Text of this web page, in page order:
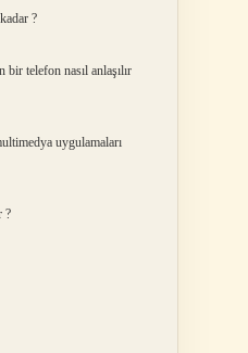
?
bir telefon nasıl anlaşılır
uygulamaları
?